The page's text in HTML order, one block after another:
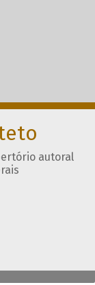
autoral